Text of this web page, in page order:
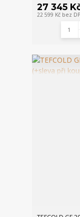
27 345
22 599 Kč bez